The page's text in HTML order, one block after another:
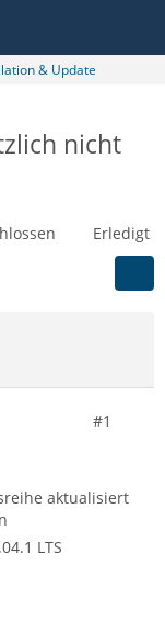
& Update
nicht
Erledigt
#1
aktualisiert
LTS